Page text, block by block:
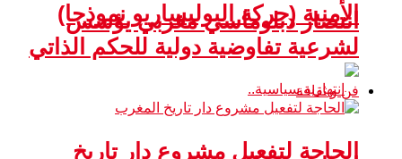
الأمنية (حركة البوليساريو نموذجا)
انتصار دبلوماسي مغربي يؤسس
لشرعية تفاوضية دولية للحكم الذاتي
فن و ثقافة
الحاجة لتفعيل مشروع دار تاريخ